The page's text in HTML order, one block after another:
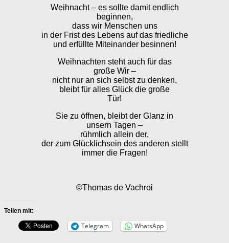
Weihnacht – es sollte damit endlich
beginnen,
dass wir Menschen uns
in der Frist des Lebens auf das friedliche
und erfüllte Miteinander besinnen!
Weihnachten steht auch für das
große Wir –
nicht nur an sich selbst zu denken,
bleibt für alles Glück die große
Tür!
Sie zu öffnen, bleibt der Glanz in
unsern Tagen –
rühmlich allein der,
der zum Glücklichsein des anderen stellt
immer die Fragen!
©Thomas de Vachroi
Teilen mit:
Telegram WhatsApp